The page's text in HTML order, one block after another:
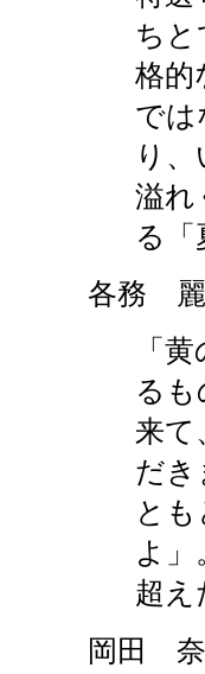
ちと
格的
では
り
溢れ
る「
各務
「
る
来て
だき
と
よ
超え
岡田 奈